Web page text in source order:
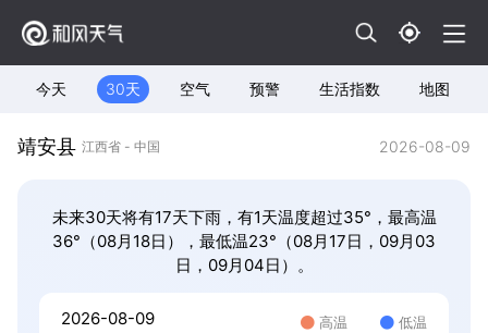
今天 30天 空气 预警 生活指数 地图
靖安县 江西省 - 中国 2026-08-09
未来30天将有17天下雨，有1天温度超过35°，最高温
36°（08月18日），最低温23°（08月17日，09月03
日，09月04日）。
2026-08-09 高温 低温